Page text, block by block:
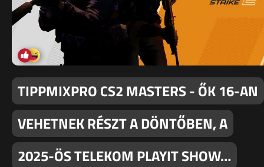
TIPPMIXPRO CS2 MASTERS - ŐK 16-AN
VEHETNEK RÉSZT A DÖNTŐBEN, A
2025-ÖS TELEKOM PLAYIT SHOW…